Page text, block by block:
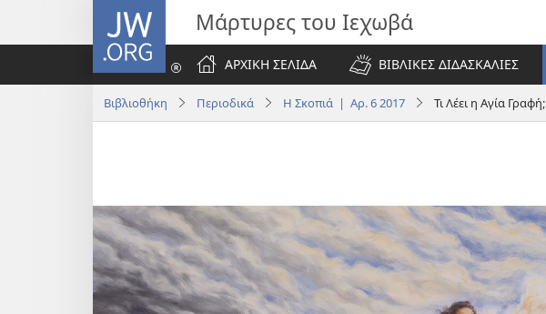
JW.ORG Μάρτυρες του Ιεχωβά
ΑΡΧΙΚΗ ΣΕΛΙΔΑ
ΒΙΒΛΙΚΕΣ ΔΙΔΑΣΚΑΛΙΕΣ
Βιβλιοθήκη Περιοδικά Η Σκοπιά | Αρ. 6 2017 Τι Λέει η Αγία Γραφή;